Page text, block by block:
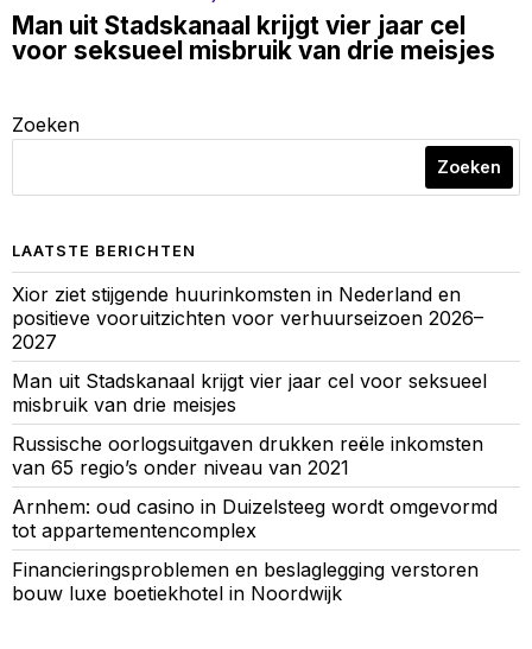
Man uit Stadskanaal krijgt vier jaar cel
voor seksueel misbruik van drie meisjes
Zoeken
Zoeken
LAATSTE BERICHTEN
Xior ziet stijgende huurinkomsten in Nederland en
positieve vooruitzichten voor verhuurseizoen 2026–
2027
Man uit Stadskanaal krijgt vier jaar cel voor seksueel
misbruik van drie meisjes
Russische oorlogsuitgaven drukken reële inkomsten
van 65 regio’s onder niveau van 2021
Arnhem: oud casino in Duizelsteeg wordt omgevormd
tot appartementencomplex
Financieringsproblemen en beslaglegging verstoren
bouw luxe boetiekhotel in Noordwijk